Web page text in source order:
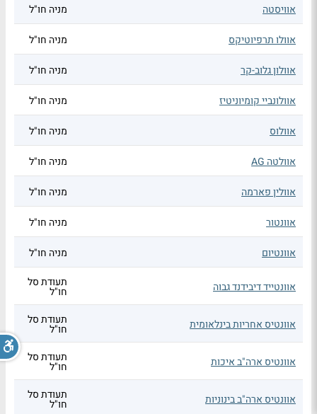
אוויסטה מניה חו"ל
אוולו תרפיוטיקס מניה חו"ל
אוולון גלוב-קר מניה חו"ל
אוולונביי קומיוניטיז מניה חו"ל
אוולוס מניה חו"ל
אוולטה AG מניה חו"ל
אוולין פארמה מניה חו"ל
אוונטור מניה חו"ל
אוונטיום מניה חו"ל
אוונטייד דיבידנד גבוה תעודת סל
חו"ל
אוונטיס אחריות בינלאומית תעודת סל
חו"ל
אוונטיס ארה"ב איכות תעודת סל
חו"ל
אוונטיס ארה"ב בינוניות תעודת סל
חו"ל